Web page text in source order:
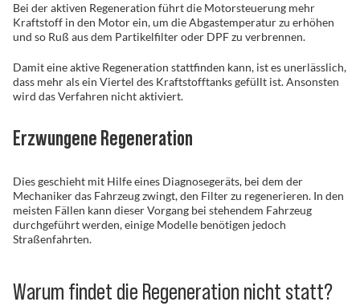
Bei der aktiven Regeneration führt die Motorsteuerung mehr
Kraftstoff in den Motor ein, um die Abgastemperatur zu erhöhen
und so Ruß aus dem Partikelfilter oder DPF zu verbrennen.
Damit eine aktive Regeneration stattfinden kann, ist es unerlässlich,
dass mehr als ein Viertel des Kraftstofftanks gefüllt ist. Ansonsten
wird das Verfahren nicht aktiviert.
Erzwungene Regeneration
Dies geschieht mit Hilfe eines Diagnosegeräts, bei dem der
Mechaniker das Fahrzeug zwingt, den Filter zu regenerieren. In den
meisten Fällen kann dieser Vorgang bei stehendem Fahrzeug
durchgeführt werden, einige Modelle benötigen jedoch
Straßenfahrten.
Warum findet die Regeneration nicht statt?